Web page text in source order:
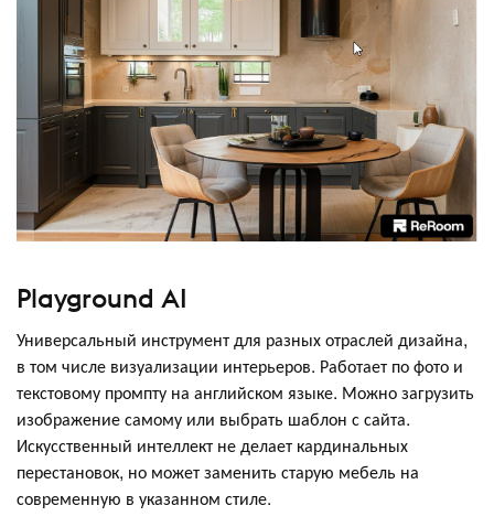
Playground AI
Универсальный инструмент для разных отраслей дизайна,
в том числе визуализации интерьеров. Работает по фото и
текстовому промпту на английском языке. Можно загрузить
изображение самому или выбрать шаблон с сайта.
Искусственный интеллект не делает кардинальных
перестановок, но может заменить старую мебель на
современную в указанном стиле.